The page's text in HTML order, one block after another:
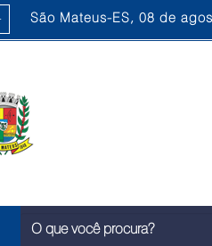
São Mateus-ES, 08 de